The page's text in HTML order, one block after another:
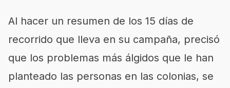
Al hacer un resumen de los 15 días de
recorrido que lleva en su campaña, precisó
que los problemas más álgidos que le han
planteado las personas en las colonias, se